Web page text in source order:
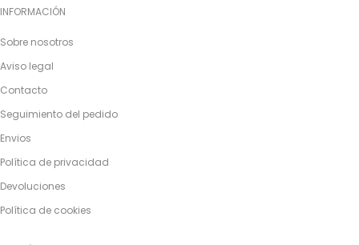
INFORMACIÓN
Sobre nosotros
Aviso legal
Contacto
Seguimiento del pedido
Envios
Política de privacidad
Devoluciones
Política de cookies